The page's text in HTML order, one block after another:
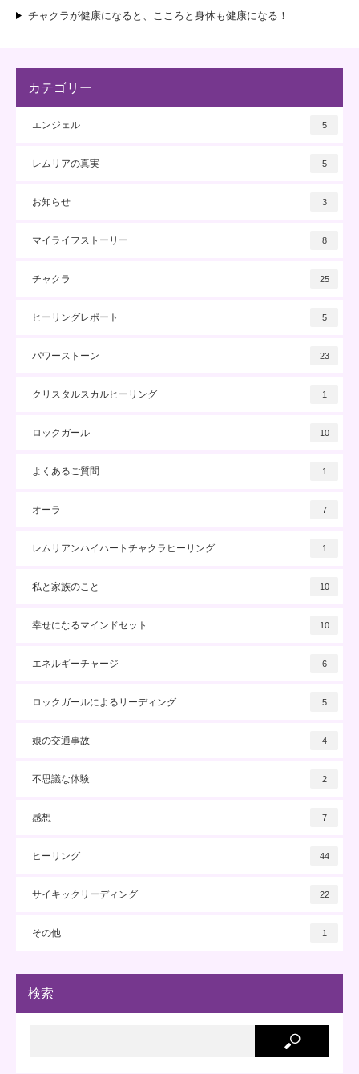
チャクラが健康になると、こころと身体も健康になる！
カテゴリー
エンジェル 5
レムリアの真実 5
お知らせ 3
マイライフストーリー 8
チャクラ 25
ヒーリングレポート 5
パワーストーン 23
クリスタルスカルヒーリング 1
ロックガール 10
よくあるご質問 1
オーラ 7
レムリアンハイハートチャクラヒーリング 1
私と家族のこと 10
幸せになるマインドセット 10
エネルギーチャージ 6
ロックガールによるリーディング 5
娘の交通事故 4
不思議な体験 2
感想 7
ヒーリング 44
サイキックリーディング 22
その他 1
検索